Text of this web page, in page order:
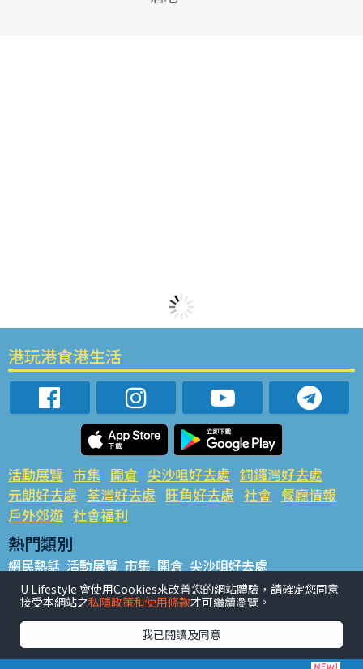
港玩港食港生活
活動展覽 市集 開倉 尖沙咀好去處 銅鑼灣好去處
元朗好去處 荃灣好去處 旺角好去處 社會 餐廳情報
戶外郊遊 社會福利
熱門類別
網民熱話 活動展覽 市集 開倉 尖沙咀好去處
銅鑼灣好去處 元朗好去處 荃灣好去處 旺角好去處 社會
餐廳情報 戶外郊遊
熱門標籤
#UGO搵好去處 #人氣活動推介 #美食社群熱話
U Lifestyle 會使用Cookies來改善您的網站體驗，請確定您同意
接受本網站之私隱政策和使用條款才可繼續瀏覽。
我已閱讀及同意